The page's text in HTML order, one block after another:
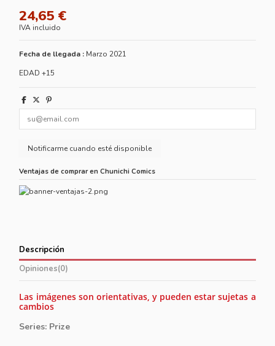
24,65 €
IVA incluido
Fecha de llegada : Marzo 2021
EDAD +15
Ventajas de comprar en Chunichi Comics
Descripción
Opiniones(0)
Las imágenes son orientativas, y pueden estar sujetas a
cambios
Series: Prize